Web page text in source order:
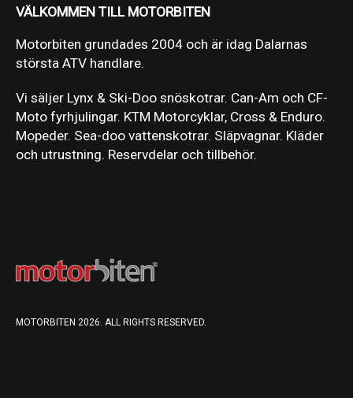
VÄLKOMMEN TILL MOTORBITEN
Motorbiten grundades 2004 och är idag Dalarnas
största ATV handlare.
Vi säljer Lynx & Ski-Doo snöskotrar. Can-Am och CF-
Moto fyrhjulingar. KTM Motorcyklar, Cross & Enduro.
Mopeder. Sea-doo vattenskotrar. Släpvagnar. Kläder
och utrustning. Reservdelar och tillbehör.
MOTORBITEN 2026. ALL RIGHTS RESERVED.